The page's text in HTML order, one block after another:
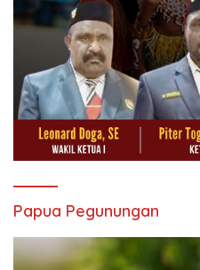
Papua Pegunungan